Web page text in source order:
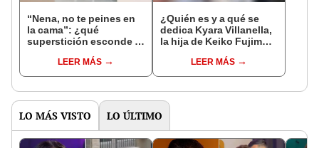
“Nena, no te peines en
la cama”: ¿qué
superstición esconde la
Enanitos Verdes?
LEER MÁS
¿Quién es y a qué se
dedica Kyara Villanella,
la hija de Keiko Fujimori
nivel nacional?
LEER MÁS
LO MÁS VISTO LO ÚLTIMO